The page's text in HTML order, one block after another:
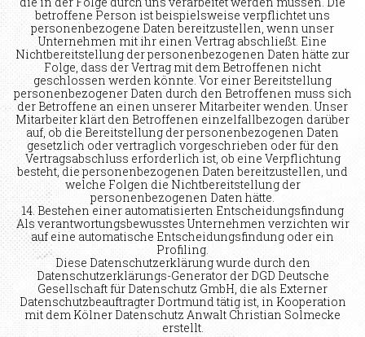
betroffene Person ist beispielsweise verpflichtet uns
personenbezogene Daten bereitzustellen, wenn unser
Unternehmen mit ihr einen Vertrag abschließt. Eine
Nichtbereitstellung der personenbezogenen Daten hätte zur
Folge, dass der Vertrag mit dem Betroffenen nicht
geschlossen werden könnte. Vor einer Bereitstellung
personenbezogener Daten durch den Betroffenen muss sich
der Betroffene an einen unserer Mitarbeiter wenden. Unser
Mitarbeiter klärt den Betroffenen einzelfallbezogen darüber
auf, ob die Bereitstellung der personenbezogenen Daten
gesetzlich oder vertraglich vorgeschrieben oder für den
Vertragsabschluss erforderlich ist, ob eine Verpflichtung
besteht, die personenbezogenen Daten bereitzustellen, und
welche Folgen die Nichtbereitstellung der
personenbezogenen Daten hätte.
14. Bestehen einer automatisierten Entscheidungsfindung
Als verantwortungsbewusstes Unternehmen verzichten wir
auf eine automatische Entscheidungsfindung oder ein
Profiling.
Diese Datenschutzerklärung wurde durch den
Datenschutzerklärungs-Generator der DGD Deutsche
Gesellschaft für Datenschutz GmbH, die als Externer
Datenschutzbeauftragter Dortmund tätig ist, in Kooperation
mit dem Kölner Datenschutz Anwalt Christian Solmecke
erstellt.